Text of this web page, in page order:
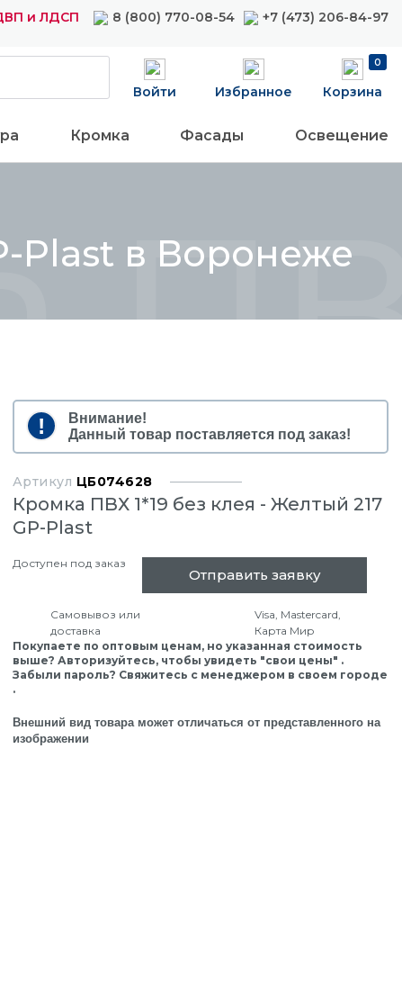
и ЛДСП 8 (800) 770-08-54 +7 (473) 206-84-97
Войти Избранное
0
Корзина
Кромка Фасады Освещение
Plast в Воронеже
Внимание!
Данный товар поставляется под заказ!
Артикул ЦБ074628
Кромка ПВХ 1*19 без клея - Желтый 217
GP-Plast
Доступен под заказ
Отправить заявку
Самовывоз или
доставка
Visa, Mastercard,
Карта Мир
Покупаете по оптовым ценам, но указанная стоимость
выше? Авторизуйтесь, чтобы увидеть "свои цены" .
Забыли пароль? Свяжитесь с менеджером в своем городе
.
Внешний вид товара может отличаться от представленного на
изображении